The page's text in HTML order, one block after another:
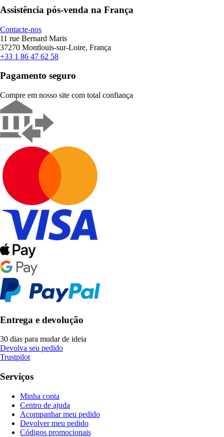
Assistência pós-venda na França
Contacte-nos
11 rue Bernard Maris
37270 Montlouis-sur-Loire, França
+33 1 86 47 62 58
Pagamento seguro
Compre em nosso site com total confiança
Entrega e devolução
30 dias para mudar de ideia
Devolva seu pedido
Trustpilot
Serviços
Minha conta
Centro de ajuda
Acompanhar meu pedido
Devolver meu pedido
Códigos promocionais